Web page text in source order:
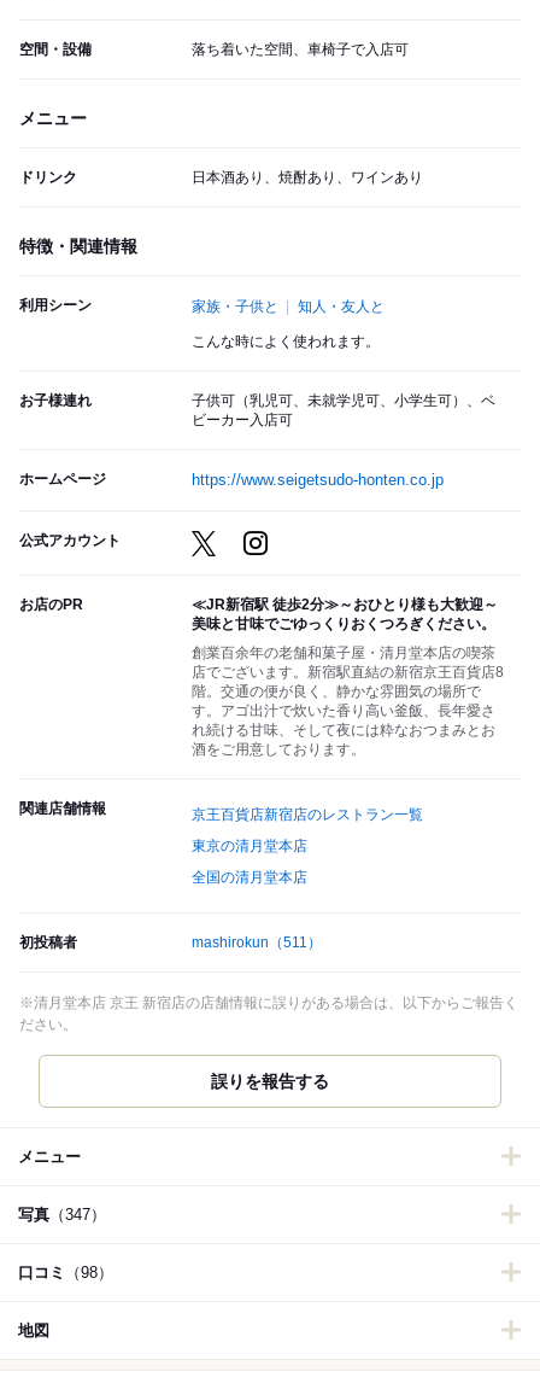
空間・設備 落ち着いた空間、車椅子で入店可
メニュー
ドリンク 日本酒あり、焼酎あり、ワインあり
特徴・関連情報
利用シーン 家族・子供と 知人・友人と
こんな時によく使われます。
お子様連れ
子供可（乳児可、未就学児可、小学生可）、ベ
ビーカー入店可
ホームページ https://www.seigetsudo-honten.co.jp
公式アカウント
お店のPR
≪JR新宿駅 徒歩2分≫～おひとり様も大歓迎～
美味と甘味でごゆっくりおくつろぎください。
創業百余年の老舗和菓子屋・清月堂本店の喫茶
店でございます。新宿駅直結の新宿京王百貨店8
階。交通の便が良く、静かな雰囲気の場所で
す。アゴ出汁で炊いた香り高い釜飯、長年愛さ
れ続ける甘味、そして夜には粋なおつまみとお
酒をご用意しております。
関連店舗情報
京王百貨店新宿店のレストラン一覧
東京の清月堂本店
全国の清月堂本店
初投稿者 mashirokun （511）
※清月堂本店 京王 新宿店の店舗情報に誤りがある場合は、以下からご報告く
ださい。
誤りを報告する
メニュー
写真 （347）
口コミ （98）
地図